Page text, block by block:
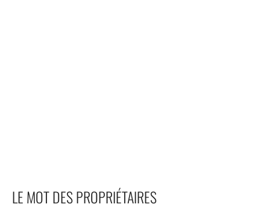
LE MOT DES PROPRIÉTAIRES